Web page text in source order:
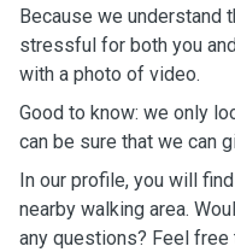
Because we understand
stressful for both you
with a photo of video.
Good to know: we only
can be sure that we can
In our profile, you will
nearby walking area.
any questions? Feel